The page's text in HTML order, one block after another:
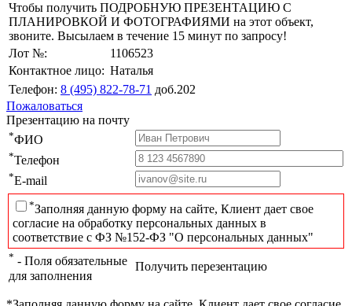
Чтобы получить ПОДРОБНУЮ ПРЕЗЕНТАЦИЮ С
ПЛАНИРОВКОЙ И ФОТОГРАФИЯМИ на этот объект,
звоните. Высылаем в течение 15 минут по запросу!
Лот №:
1106523
Контактное лицо: Наталья
Телефон: 8 (495) 822-78-71 доб.202
Пожаловаться
Презентацию на почту
*ФИО
*Телефон
*E-mail
*Заполняя данную форму на сайте, Клиент дает свое
согласие на обработку персональных данных в
соответствие с ФЗ №152-ФЗ "О персональных данных"
* - Поля обязательные
для заполнения
Получить перезентацию